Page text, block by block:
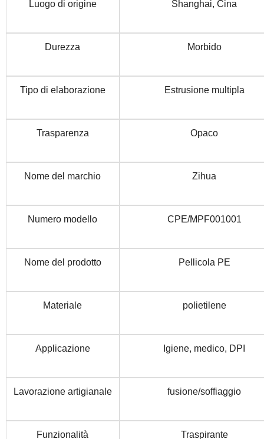
Luogo di origine Shanghai, Cina
Durezza Morbido
Tipo di elaborazione Estrusione multipla
Trasparenza Opaco
Nome del marchio Zihua
Numero modello CPE/MPF001001
Nome del prodotto Pellicola PE
Materiale polietilene
Applicazione Igiene, medico, DPI
Lavorazione artigianale fusione/soffiaggio
Funzionalità Traspirante